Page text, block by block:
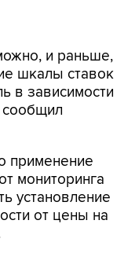
и раньше,
шкалы ставок
в зависимости
сообщил
применение
мониторинга
установление
от цены на